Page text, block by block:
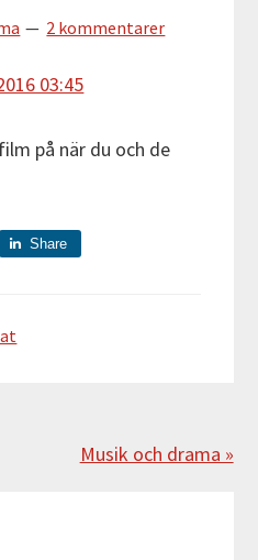
2 kommentarer
03:45
på när du och de
Share
Nästa
Musik och drama »